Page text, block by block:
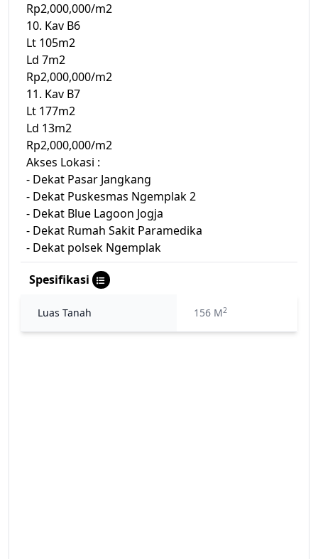
Rp2,000,000/m2
10. Kav B6
Lt 105m2
Ld 7m2
Rp2,000,000/m2
11. Kav B7
Lt 177m2
Ld 13m2
Rp2,000,000/m2
Akses Lokasi :
- Dekat Pasar Jangkang
- Dekat Puskesmas Ngemplak 2
- Dekat Blue Lagoon Jogja
- Dekat Rumah Sakit Paramedika
- Dekat polsek Ngemplak
Spesifikasi
Luas Tanah 156 M2